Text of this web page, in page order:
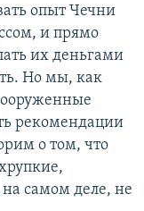
опыт Чечни
и прямо
их деньгами
Но мы, как
рекомендации
о том, что
самом деле, не